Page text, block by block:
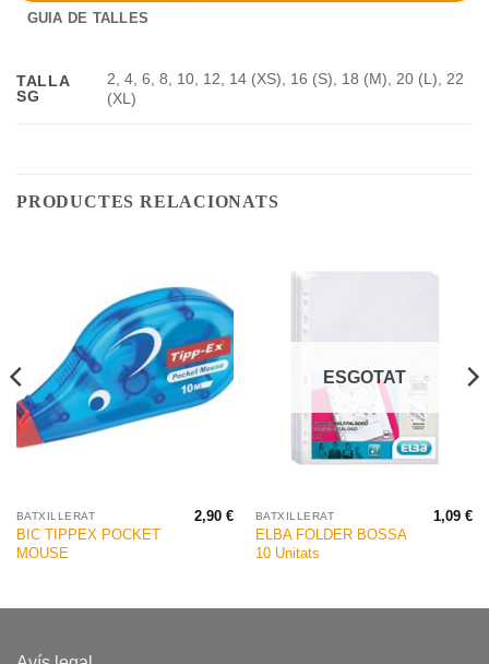
GUIA DE TALLES
TALLA
SG
2, 4, 6, 8, 10, 12, 14 (XS), 16 (S), 18 (M), 20 (L), 22
(XL)
PRODUCTES RELACIONATS
BATXILLERAT
BIC TIPPEX POCKET
MOUSE
2,90€
ESGOTAT
BATXILLERAT
ELBA FOLDER BOSSA
10 Unitats
1,09€